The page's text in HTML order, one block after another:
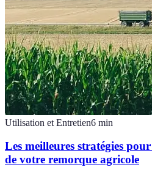
Utilisation et Entretien6 min
Les meilleures stratégies
de votre remorque agricole